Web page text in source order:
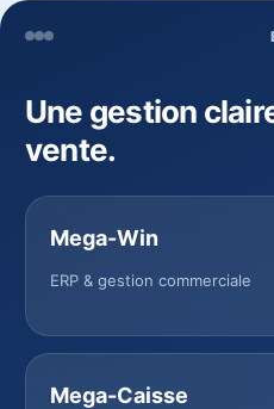
Une gestion
vente.
Mega-Win
ERP & gestion commerciale
Mega-Caisse